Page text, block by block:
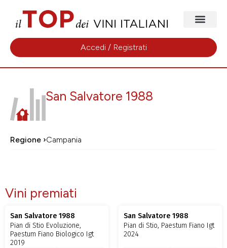
Accedi / Registrati
San Salvatore 1988
Regione ›Campania
Vini premiati
San Salvatore 1988
Pian di Stio Evoluzione,
Paestum Fiano Biologico Igt
2019
San Salvatore 1988
Pian di Stio, Paestum Fiano Igt
2024